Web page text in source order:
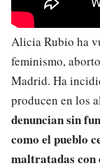
Alicia Rubio ha
feminismo,
Madrid. Ha
producen en los
denuncian sin
como el pueblo
maltratadas con